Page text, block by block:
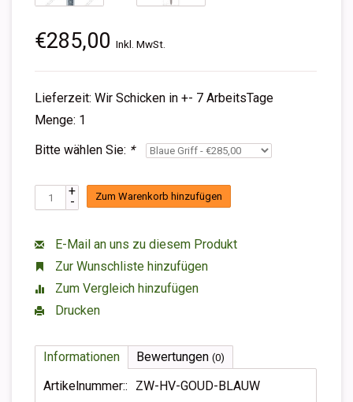
€285,00 Inkl. MwSt.
Lieferzeit: Wir Schicken in +- 7 ArbeitsTage
Menge: 1
Bitte wählen Sie: *
+
- Zum Warenkorb hinzufügen
E-Mail an uns zu diesem Produkt
Zur Wunschliste hinzufügen
Zum Vergleich hinzufügen
Drucken
Informationen Bewertungen (0)
Artikelnummer:: ZW-HV-GOUD-BLAUW